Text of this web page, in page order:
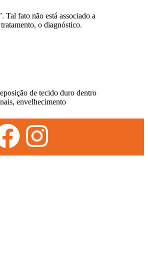
Tal fato não está associado a
o diagnóstico.
de tecido duro dentro
envelhecimento